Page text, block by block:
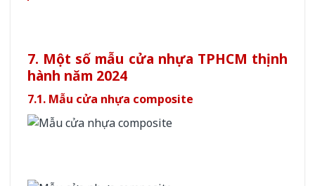
7. Một số mẫu cửa nhựa TPHCM thịnh
hành năm 2024
7.1. Mẫu cửa nhựa composite